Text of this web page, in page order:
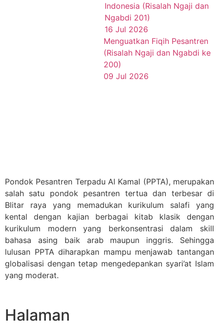
Indonesia (Risalah Ngaji dan
Ngabdi 201)
16 Jul 2026
Menguatkan Fiqih Pesantren
(Risalah Ngaji dan Ngabdi ke
200)
09 Jul 2026
Pondok Pesantren Terpadu Al Kamal (PPTA), merupakan
salah satu pondok pesantren tertua dan terbesar di
Blitar raya yang memadukan kurikulum salafi yang
kental dengan kajian berbagai kitab klasik dengan
kurikulum modern yang berkonsentrasi dalam skill
bahasa asing baik arab maupun inggris. Sehingga
lulusan PPTA diharapkan mampu menjawab tantangan
globalisasi dengan tetap mengedepankan syari’at Islam
yang moderat.
Halaman